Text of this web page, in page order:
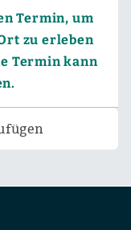
Termin, um
zu erleben
Termin kann